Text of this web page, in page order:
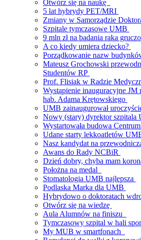
Otwórz się na naukę
5 lat hybrydy PET/MRI
Zmiany w Samorządzie
Szpitale tymczasowe UMB
9 mln zł na badania raka
A co kiedy umiera dziecko?
Porządkowanie nazw
Mateusz Grochowski
Studentów RP
Prof. Flisiak w Radzie
Wystąpienie inauguracyjne
hab. Adama Krętowskiego
UMB zainaugurował
Nowy (stary) dyrektor szpitala
Wystartowała budowa
Udane starty lekkoatletów
Nasz kandydat na
Awans do Rady NCBiR
Dzień dobry, chyba mam
Położna na medal
Stomatologia UMB najlepsza
Podlaska Marka dla UMB
Hybrydowo o doktoratach
Otwórz się na wiedzę
Aula Alumnów na finiszu
Tymczasowy szpital w hali
My MUB w smartfonach